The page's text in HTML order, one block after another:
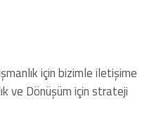
için bizimle iletişime
ve Dönüşüm için strateji